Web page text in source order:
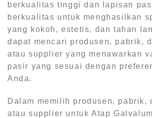
berkualitas tinggi dan lapisan
berkualitas untuk menghasilkan
yang kokoh, estetis, dan tahan
dapat mencari produsen, pabrik,
atau supplier yang menawarkan
pasir yang sesuai dengan
Anda.
Dalam memilih produsen, pabrik,
atau supplier untuk Atap